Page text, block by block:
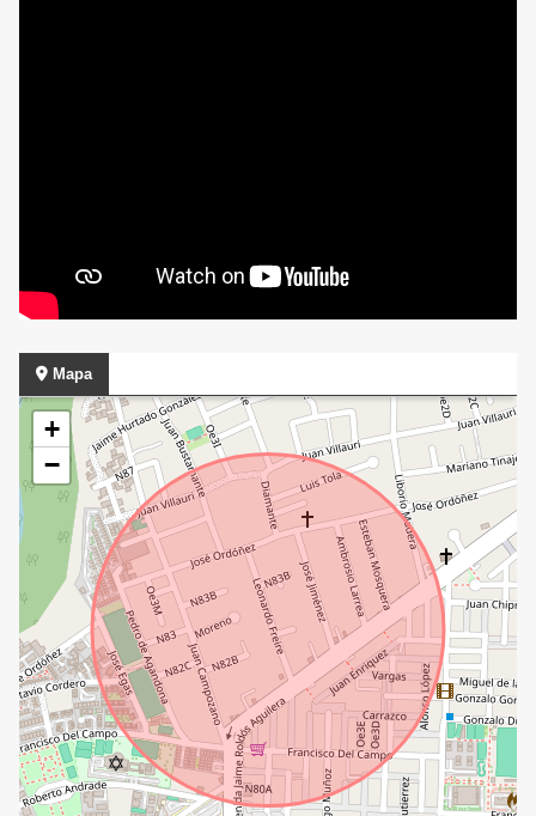
Mapa
+
−